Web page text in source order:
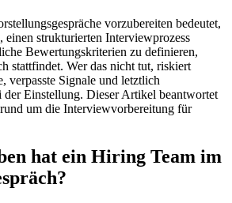
vorzubereiten bedeutet,
strukturierten Interviewprozess
Bewertungskriterien zu definieren,
stattfindet. Wer das nicht tut, riskiert
verpasste Signale und letztlich
der Einstellung. Dieser Artikel beantwortet
um die Interviewvorbereitung für
hat ein Hiring Team im